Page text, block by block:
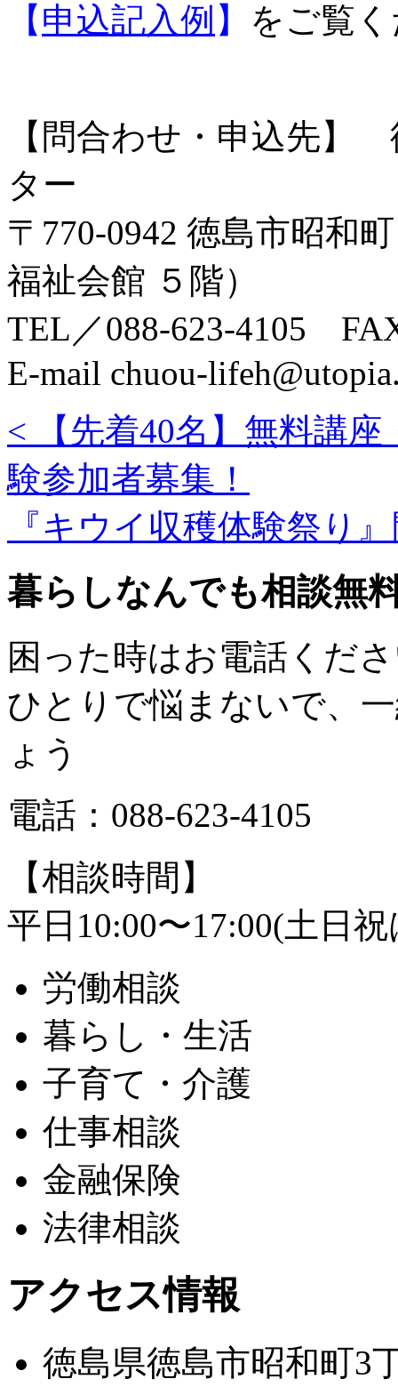
【 申込記入例 】 をご覧
【問合わせ・申込先】
ター
〒770-0942 徳島市昭和
福祉会館 ５階）
TEL／088-623-4105
E-mail chuou-
< 【先着40名】無料講
験参加者募集！
『キウイ収穫体験祭り
暮らしなんでも相談無
困った時はお電話くだ
ひとりで悩まないで、
ょう
電話：088-623-4105
【相談時間】
平日10:00〜17:00(土日
労働相談
暮らし・生活
子育て・介護
仕事相談
金融保険
法律相談
アクセス情報
徳島県徳島市昭和町3